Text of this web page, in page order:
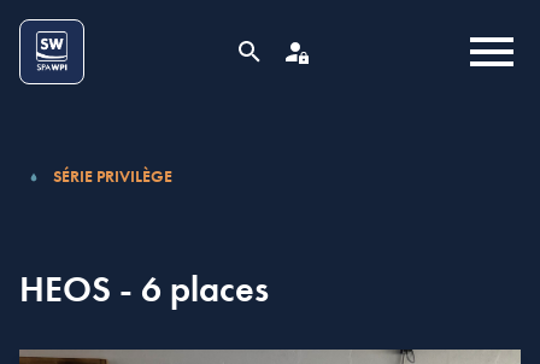
RECHERCHEESPACE PRO
MENU
SÉRIE PRIVILÈGE
HEOS - 6 places